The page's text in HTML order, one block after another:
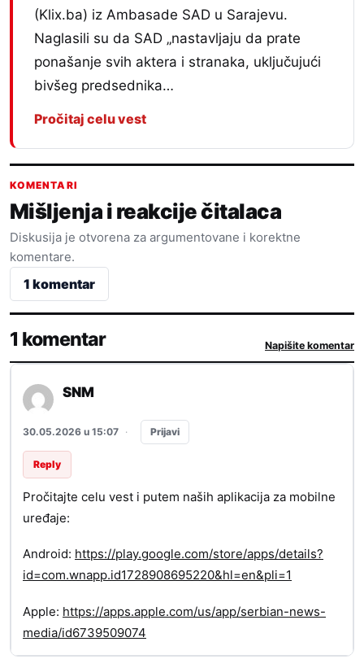
(Klix.ba) iz Ambasade SAD u Sarajevu.
Naglasili su da SAD „nastavljaju da prate
ponašanje svih aktera i stranaka, uključujući
bivšeg predsednika…
Pročitaj celu vest
KOMENTARI
Mišljenja i reakcije čitalaca
Diskusija je otvorena za argumentovane i korektne
komentare.
1 komentar
1 komentar Napišite komentar
SNM
30.05.2026 u 15:07 · Prijavi
Reply
Pročitajte celu vest i putem naših aplikacija za mobilne
uređaje:
Android: https://play.google.com/store/apps/details?
id=com.wnapp.id1728908695220&hl=en&pli=1
Apple: https://apps.apple.com/us/app/serbian-news-
media/id6739509074